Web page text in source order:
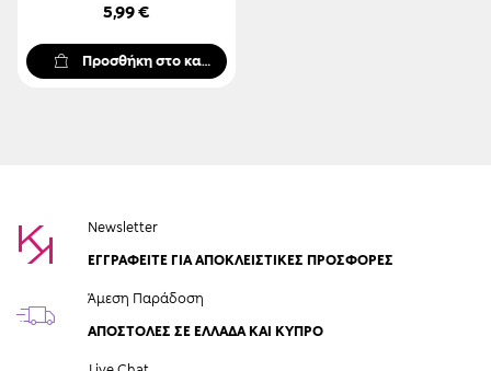
5,99 €
Προσθήκη στο καλάθι
Newsletter
ΕΓΓΡΑΦΕΙΤΕ ΓΙΑ ΑΠΟΚΛΕΙΣΤΙΚΕΣ ΠΡΟΣΦΟΡΕΣ
Άμεση Παράδοση
ΑΠΟΣΤΟΛΈΣ ΣΕ ΕΛΛΆΔΑ ΚΑΙ ΚΎΠΡΟ